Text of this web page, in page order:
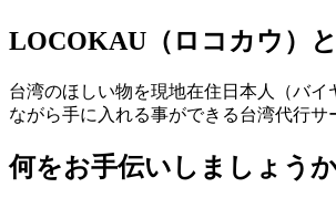
LOCOKAU（ロコカウ）
台湾のほしい物を現地在住日本人（バイ
ながら手に入れる事ができる台湾代行サ
何をお手伝いしましょう